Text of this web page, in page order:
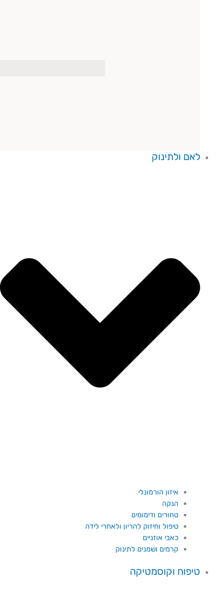
לאם ולתינוק
איזון הורמונלי
הנקה
טחורים ודימומים
טיפול וחיזוק להריון ולאחרי לידה
כאבי אוזניים
קרמים ושמנים לתינוק
טיפוח וקוסמטיקה